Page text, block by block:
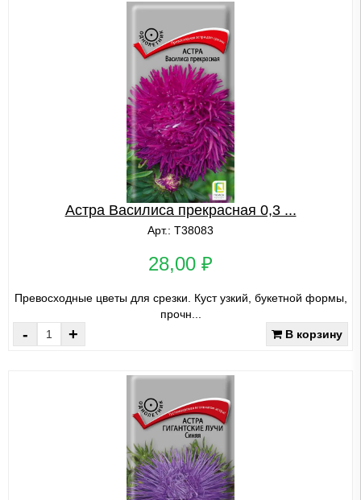
Астра Василиса прекрасная 0,3 ...
Арт.: Т38083
28,00 ₽
Превосходные цветы для срезки. Куст узкий, букетной формы,
прочн...
- + В корзину